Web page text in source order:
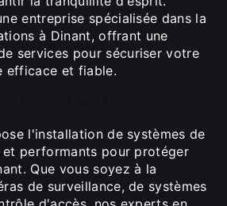
entreprise spécialisée dans la
à Dinant, offrant une
services pour sécuriser votre
efficace et fiable.
l'installation de systèmes de
et performants pour protéger
Que vous soyez à la
de surveillance, de systèmes